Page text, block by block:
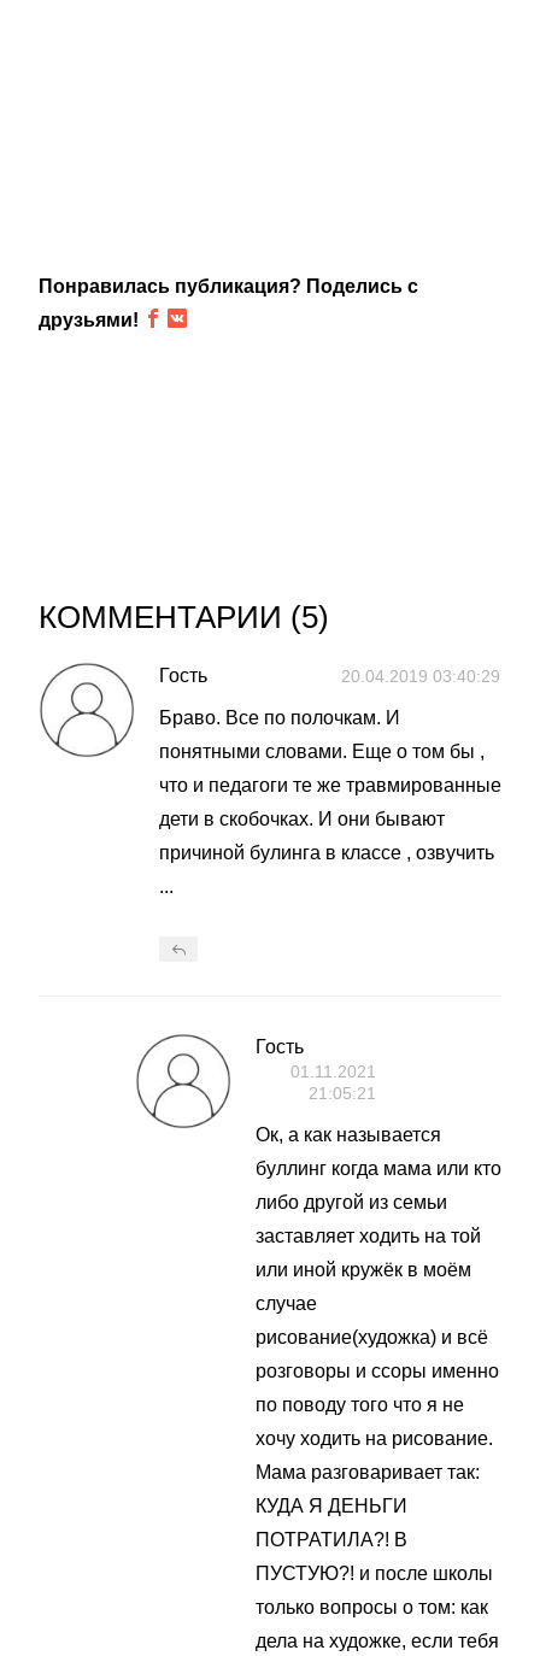
Понравилась публикация? Поделись с
друзьями!
КОММЕНТАРИИ (5)
Гость 20.04.2019 03:40:29
Браво. Все по полочкам. И
понятными словами. Еще о том бы ,
что и педагоги те же травмированные
дети в скобочках. И они бывают
причиной булинга в классе , озвучить
...
Гость
01.11.2021
21:05:21
Ок, а как называется
буллинг когда мама или кто
либо другой из семьи
заставляет ходить на той
или иной кружёк в моём
случае
рисование(художка) и всё
розговоры и ссоры именно
по поводу того что я не
хочу ходить на рисование.
Мама разговаривает так:
КУДА Я ДЕНЬГИ
ПОТРАТИЛА?! В
ПУСТУЮ?! и после школы
только вопросы о том: как
дела на художке, если тебя